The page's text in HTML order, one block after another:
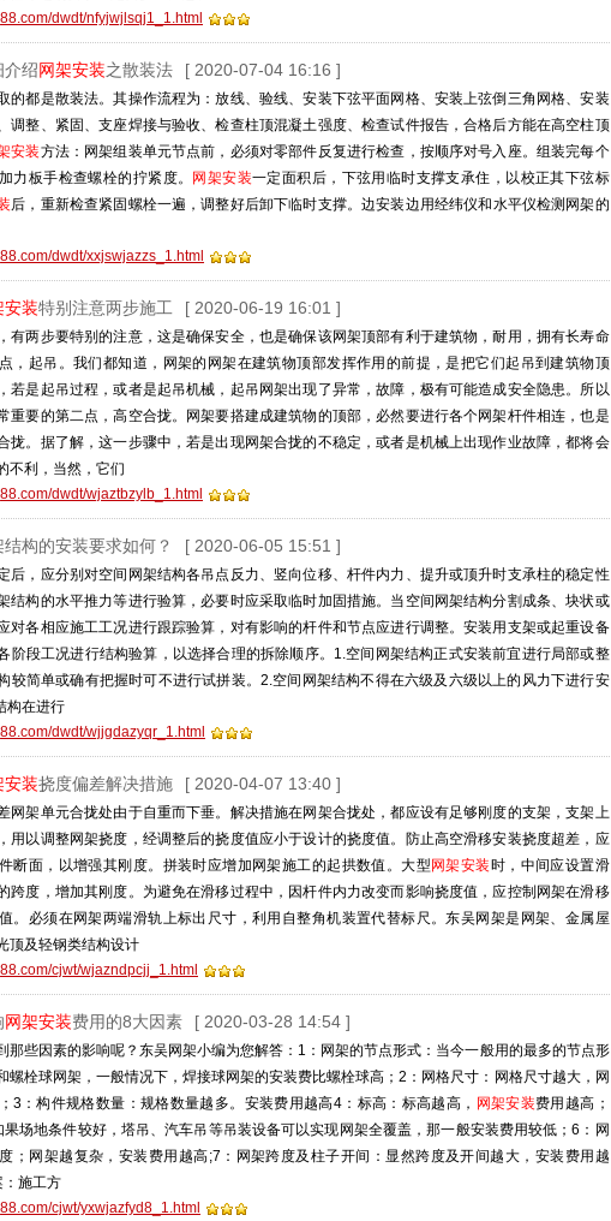
dwdt/nfyjwjlsqj1_1.html
介绍网架安装之散装法 [ 2020-07-04 16:16 ]
的都是散装法。其操作流程为：放线、验线、安装下弦平面网格、安装上弦倒三角网格、安装
调整、紧固、支座焊接与验收、检查柱顶混凝土强度、检查试件报告，合格后方能在高空柱顶
安装方法：网架组装单元节点前，必须对零部件反复进行检查，按顺序对号入座。组装完每个
力板手检查螺栓的拧紧度。
网架安装一定面积后，下弦用临时支撑支承住，以校正其下弦标
后，重新检查紧固螺栓一遍，调整好后卸下临时支撑。边安装边用经纬仪和水平仪检测网架的
dwdt/xxjswjazzs_1.html
安装特别注意两步施工 [ 2020-06-19 16:01 ]
有两步要特别的注意，这是确保安全，也是确保该网架顶部有利于建筑物，耐用，拥有长寿命
，起吊。我们都知道，网架的网架在建筑物顶部发挥作用的前提，是把它们起吊到建筑物顶
若是起吊过程，或者是起吊机械，起吊网架出现了异常，故障，极有可能造成安全隐患。所以
重要的第二点，高空合拢。网架要搭建成建筑物的顶部，必然要进行各个网架杆件相连，也是
拢。据了解，这一步骤中，若是出现网架合拢的不稳定，或者是机械上出现作业故障，都将会
不利，当然，它们
dwdt/wjaztbzylb_1.html
构的安装要求如何？ [ 2020-06-05 15:51 ]
后，应分别对空间网架结构各吊点反力、竖向位移、杆件内力、提升或顶升时支承柱的稳定性
结构的水平推力等进行验算，必要时应采取临时加固措施。当空间网架结构分割成条、块状或
对各相应施工工况进行跟踪验算，对有影响的杆件和节点应进行调整。安装用支架或起重设备
阶段工况进行结构验算，以选择合理的拆除顺序。1.空间网架结构正式安装前宜进行局部或整
较简单或确有把握时可不进行试拼装。2.空间网架结构不得在六级及六级以上的风力下进行安
构在进行
dwdt/wjjgdazyqr_1.html
安装挠度偏差解决措施 [ 2020-04-07 13:40 ]
网架单元合拢处由于自重而下垂。解决措施在网架合拢处，都应设有足够刚度的支架，支架上
用以调整网架挠度，经调整后的挠度值应小于设计的挠度值。防止高空滑移安装挠度超差，应
断面，以增强其刚度。拼装时应增加网架施工的起拱数值。大型 网架安装 时，中间应设置滑
跨度，增加其刚度。为避免在滑移过程中，因杆件内力改变而影响挠度值，应控制网架在滑移
。必须在网架两端滑轨上标出尺寸，利用自整角机装置代替标尺。东吴网架是网架、金属屋
顶及轻钢类结构设计
cjwt/wjazndpcjj_1.html
网架安装费用的8大因素 [ 2020-03-28 14:54 ]
那些因素的影响呢？东吴网架小编为您解答：1：网架的节点形式：当今一般用的最多的节点形
螺栓球网架，一般情况下，焊接球网架的安装费比螺栓球高；2：网格尺寸：网格尺寸越大，网
3：构件规格数量：规格数量越多。安装费用越高4：标高：标高越高， 网架安装费用越高；
场地条件较好，塔吊、汽车吊等吊装设备可以实现网架全覆盖，那一般安装费用较低；6：网
；网架越复杂，安装费用越高;7：网架跨度及柱子开间：显然跨度及开间越大，安装费用越
施工方
cjwt/yxwjazfyd8_1.html